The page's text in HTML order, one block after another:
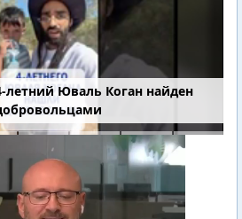
летний Юваль Коган найден